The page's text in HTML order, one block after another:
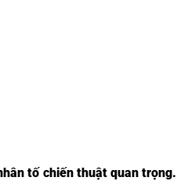
tố chiến thuật quan trọng.